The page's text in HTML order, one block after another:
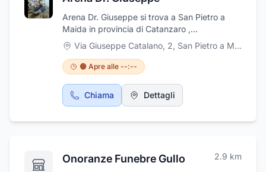
Arena Dr. Giuseppe si trova a San Pietro a
Maida in provincia di Catanzaro ,
Specializzato in odontostomatologia , offre
grande professionalità nel suo campo.E'
specializzato in detartrasi , odontoiatri ,
chirurghi e odontoiatri , endodonzia , estetica
dentale , implantologia .Vi aspettiamo.
Via Giuseppe Catalano, 2, San Pietro a Maida
🟠 Apre alle --:--
Chiama Dettagli
Onoranze Funebre Gullo 2.9 km